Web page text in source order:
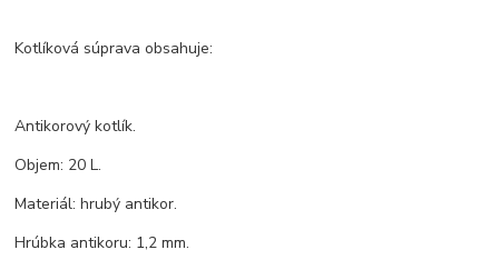
Kotlíková súprava obsahuje:
Antikorový kotlík.
Objem: 20 L.
Materiál: hrubý antikor.
Hrúbka antikoru: 1,2 mm.